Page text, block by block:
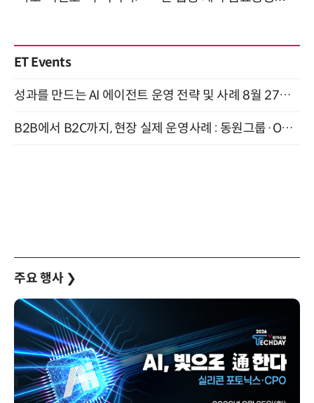
ET Events
성과를 만드는 AI 에이전트 운영 전략 및 사례 8월 27일 개최
B2B에서 B2C까지, 현장 실제 운영사례 : 동원그룹·OCI·다이닝브랜즈그룹·당근 (8/27)
주요 행사 ❯